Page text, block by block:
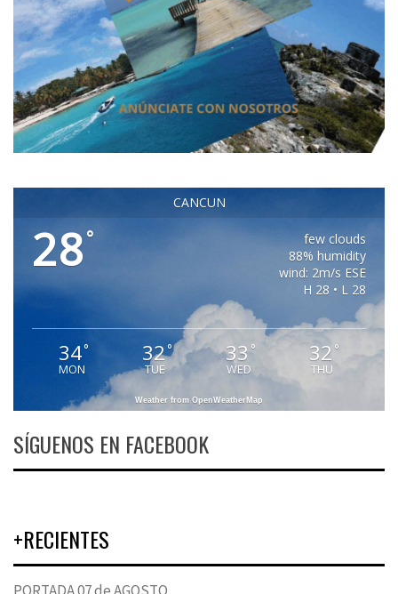
CANCUN
28°
few clouds
88% humidity
wind: 2m/s ESE
H 28 • L 28
34°
MON
32°
TUE
33 °
WED
32 °
THU
Weather from OpenWeatherMap
SÍGUENOS EN FACEBOOK
+RECIENTES